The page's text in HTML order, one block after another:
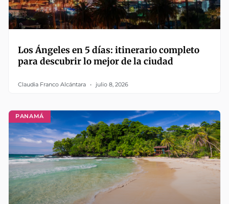
Los Ángeles en 5 días: itinerario completo
para descubrir lo mejor de la ciudad
Claudia Franco Alcántara julio 8, 2026
PANAMÁ